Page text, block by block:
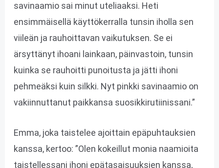
savinaamio sai minut uteliaaksi. Heti
ensimmäisellä käyttökerralla tunsin iholla sen
viileän ja rauhoittavan vaikutuksen. Se ei
ärsyttänyt ihoani lainkaan, päinvastoin, tunsin
kuinka se rauhoitti punoitusta ja jätti ihoni
pehmeäksi kuin silkki. Nyt pinkki savinaamio on
vakiinnuttanut paikkansa suosikkirutiinissani.”
Emma, joka taistelee ajoittain epäpuhtauksien
kanssa, kertoo: ”Olen kokeillut monia naamioita
taistellessani ihoni epätasaisuuksien kanssa,